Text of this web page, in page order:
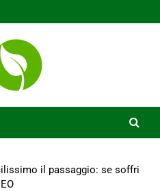
il passaggio: se soffri